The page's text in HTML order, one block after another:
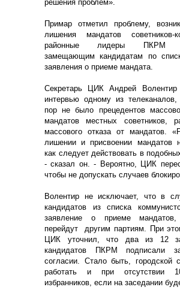
решения проблем».
Примар отметил проблему,
лишения мандатов советников-
районные лидеры ПКРМ
замещающим кандидатам по
заявления о приеме мандата.
Секретарь ЦИК Андрей
интервью одному из
пор не было прецедентов
мандатов местных советников,
массового отказа от мандатов.
лишении и присвоении мандатов
как следует действовать в
- сказал он. - Вероятно, ЦИК
чтобы не допускать случаев
Волентир не исключает, что в
кандидатов из списка
заявление о приеме
перейдут другим партиям. При
ЦИК уточнил, что два из 12
кандидатов ПКРМ подписали
согласии. Стало быть, городской
работать и при отсутствии
избранников, если на заседании